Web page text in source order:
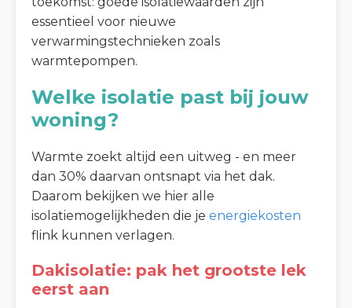
essentieel voor nieuwe
verwarmingstechnieken zoals
warmtepompen.
Welke isolatie past bij jouw
woning?
Warmte zoekt altijd een uitweg - en meer
dan 30% daarvan ontsnapt via het dak.
Daarom bekijken we hier alle
isolatiemogelijkheden die je energiekosten
flink kunnen verlagen.
Dakisolatie: pak het grootste lek
eerst aan